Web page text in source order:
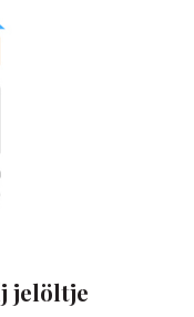
jelöltje